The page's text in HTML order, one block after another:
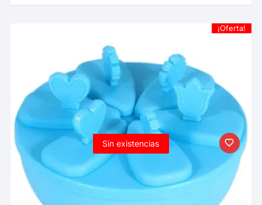
Sin existencias
¡Oferta!